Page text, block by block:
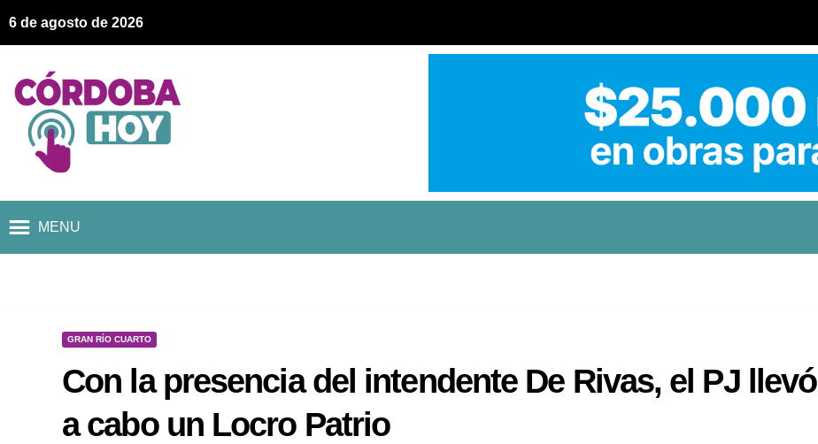
6 de agosto de 2026
MENU
GRAN RÍO CUARTO
Con la presencia del intendente De Rivas, el PJ llevó
a cabo un Locro Patrio